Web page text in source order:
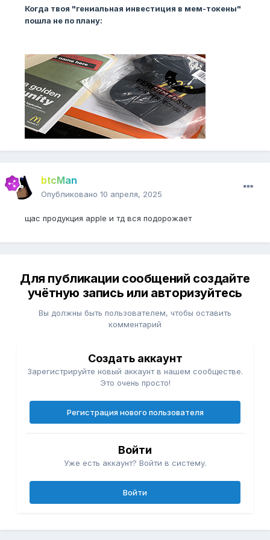
Когда твоя "гениальная инвестиция в мем-токены"
пошла не по плану:
btcMan
Опубликовано 10 апреля, 2025
щас продукция apple и тд вся подорожает
Для публикации сообщений создайте
учётную запись или авторизуйтесь
Вы должны быть пользователем, чтобы оставить
комментарий
Создать аккаунт
Зарегистрируйте новый аккаунт в нашем сообществе.
Это очень просто!
Регистрация нового пользователя
Войти
Уже есть аккаунт? Войти в систему.
Войти